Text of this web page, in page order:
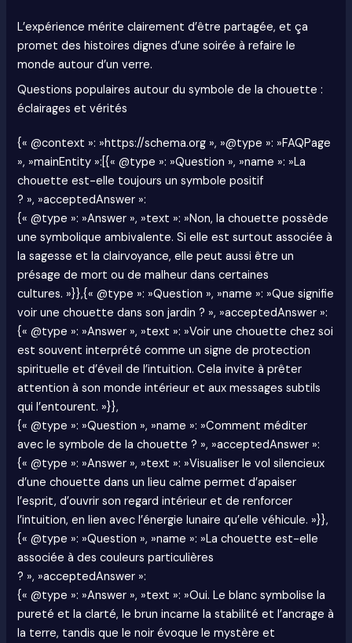
L’expérience mérite clairement d’être partagée, et ça
promet des histoires dignes d’une soirée à refaire le
monde autour d’un verre.
Questions populaires autour du symbole de la chouette :
éclairages et vérités
{« @context »: »https://schema.org », »@type »: »FAQPage
», »mainEntity »:[{« @type »: »Question », »name »: »La
chouette est-elle toujours un symbole positif
? », »acceptedAnswer »:
{« @type »: »Answer », »text »: »Non, la chouette possède
une symbolique ambivalente. Si elle est surtout associée à
la sagesse et la clairvoyance, elle peut aussi être un
présage de mort ou de malheur dans certaines
cultures. »}},{« @type »: »Question », »name »: »Que signifie
voir une chouette dans son jardin ? », »acceptedAnswer »:
{« @type »: »Answer », »text »: »Voir une chouette chez soi
est souvent interprété comme un signe de protection
spirituelle et d’éveil de l’intuition. Cela invite à prêter
attention à son monde intérieur et aux messages subtils
qui l’entourent. »}},
{« @type »: »Question », »name »: »Comment méditer
avec le symbole de la chouette ? », »acceptedAnswer »:
{« @type »: »Answer », »text »: »Visualiser le vol silencieux
d’une chouette dans un lieu calme permet d’apaiser
l’esprit, d’ouvrir son regard intérieur et de renforcer
l’intuition, en lien avec l’énergie lunaire qu’elle véhicule. »}},
{« @type »: »Question », »name »: »La chouette est-elle
associée à des couleurs particulières
? », »acceptedAnswer »:
{« @type »: »Answer », »text »: »Oui. Le blanc symbolise la
pureté et la clarté, le brun incarne la stabilité et l’ancrage à
la terre, tandis que le noir évoque le mystère et